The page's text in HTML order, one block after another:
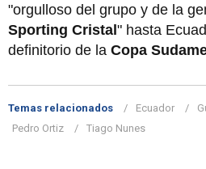
"orgulloso del grupo y de la
Sporting Cristal" hasta
definitorio de la Copa
Temas relacionados Ecuador
Pedro Ortiz
Tiago Nunes